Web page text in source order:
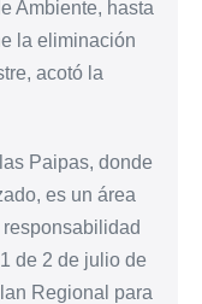
Ambiente, hasta
la eliminación
acotó la
Paipas, donde
es un área
de 2 de julio de
Regional para